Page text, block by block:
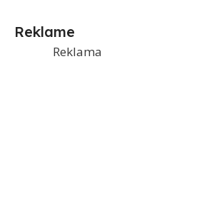
Reklame
Reklama